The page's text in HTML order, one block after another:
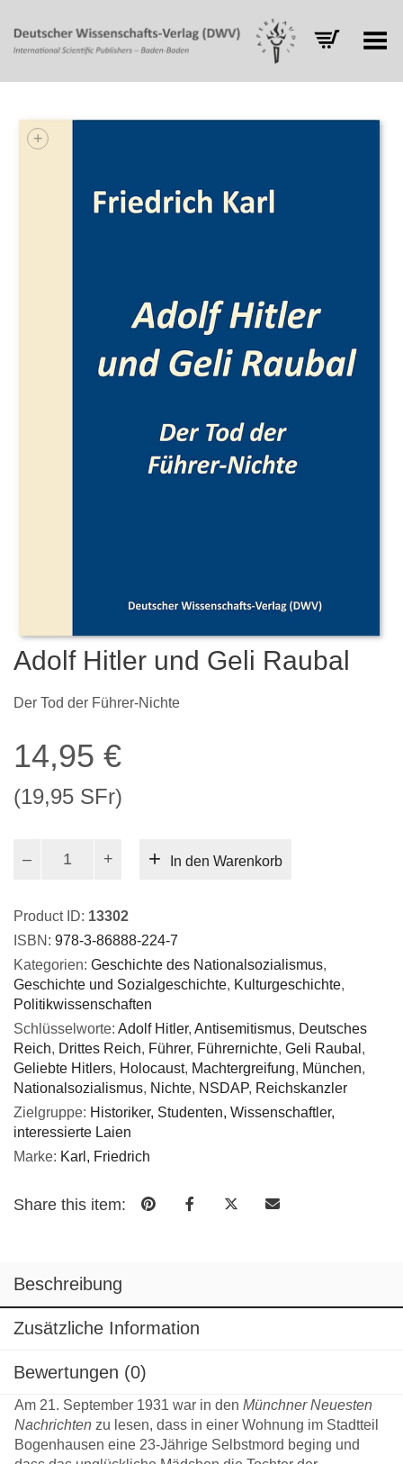
Toggle Menu
+
Adolf Hitler und Geli Raubal
Der Tod der Führer-Nichte
14,95 €
(19,95 SFr)
Geli
Menge
In den Warenkorb
Product ID: 13302
ISBN: 978-3-86888-224-7
Kategorien: Geschichte des Nationalsozialismus,
Geschichte und Sozialgeschichte, Kulturgeschichte,
Politikwissenschaften
Schlüsselworte: Adolf Hitler, Antisemitismus, Deutsches
Reich, Drittes Reich, Führer, Führernichte, Geli Raubal ,
Geliebte Hitlers, Holocaust, Machtergreifung, München,
Nationalsozialismus, Nichte, NSDAP, Reichskanzler
Zielgruppe: Historiker, Studenten, Wissenschaftler,
interessierte Laien
Marke: Karl, Friedrich
Share this item:
Beschreibung
Zusätzliche Information
Bewertungen (0)
Am 21. September 1931 war in den Münchner Neuesten
Nachrichten zu lesen, dass in einer Wohnung im Stadtteil
Bogenhausen eine 23-Jährige Selbstmord beging und